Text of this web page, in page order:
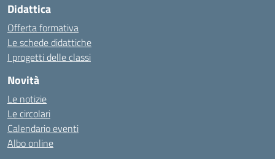
Didattica
Offerta formativa
Le schede didattiche
I progetti delle classi
Novità
Le notizie
Le circolari
Calendario eventi
Albo online